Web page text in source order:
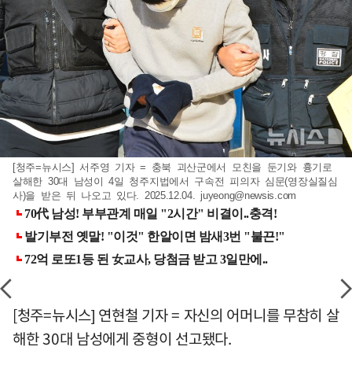
[청주=뉴시스] 서주영 기자 = 충북 괴산군에서 모친을 둔기와 흉기로
살해한 30대 남성이 4일 청주지법에서 구속전 피의자 심문(영장실질심
사)을 받은 뒤 나오고 있다. 2025.12.04. juyeong@newsis.com
[청주=뉴시스] 연현철 기자 = 자신의 어머니를 무참히 살
해한 30대 남성에게 중형이 선고됐다.